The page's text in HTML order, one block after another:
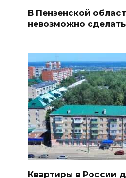
В Пензенской
невозможно
Квартиры в России